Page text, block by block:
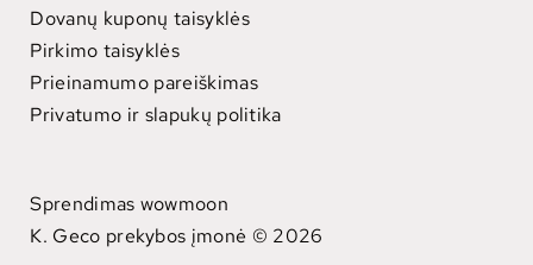
Sprendimas wowmoon
K. Geco prekybos įmonė © 2026
Dovanų kuponų taisyklės
Pirkimo taisyklės
Prieinamumo pareiškimas
Privatumo ir slapukų politika